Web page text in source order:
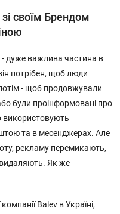
своїм Брендом
- дуже важлива частина в
потрібен, щоб люди
- щоб продовжували
були проінформовані про
використовують
та в месенджерах. Але
рекламу перемикають,
видаляють. Як же
Balev в Україні,